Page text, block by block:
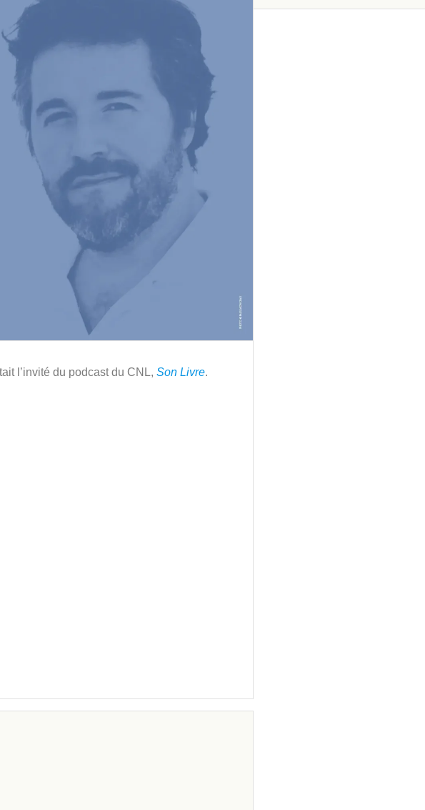
l’invité du podcast du CNL, Son Livre.